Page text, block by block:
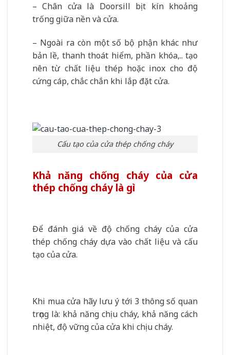
– Chân cửa là Doorsill bịt kín khoảng
trống giữa nền và cửa.
– Ngoài ra còn một số bộ phận khác như
bản lề, thanh thoát hiểm, phần khóa,.. tạo
nên từ chất liệu thép hoặc inox cho độ
cứng cáp, chắc chắn khi lắp đặt cửa.
Cấu tạo của cửa thép chống cháy
Khả năng chống cháy của cửa
thép chống cháy là gì
Để đánh giá về độ chống cháy của cửa
thép chống cháy dựa vào chất liệu và cấu
tạo của cửa.
Khi mua cửa hãy lưu ý tới 3 thông số quan
trọng là: khả năng chịu cháy, khả năng cách
nhiệt, độ vững của cửa khi chịu cháy.